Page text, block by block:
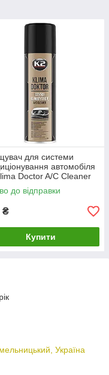
для системи
автомобіля
Doctor A/C Cleaner
500 мл (W100)
до відправки
₴
Купити
Україна